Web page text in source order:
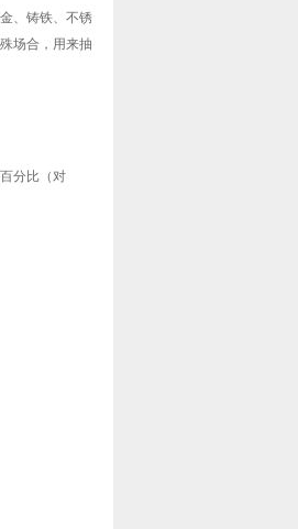
、铸铁、不锈
场合，用来抽
分比（对